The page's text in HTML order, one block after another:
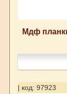
Мдф
| код: 97923